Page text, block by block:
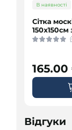
В наявності
Сітка
165.00
Відгуки